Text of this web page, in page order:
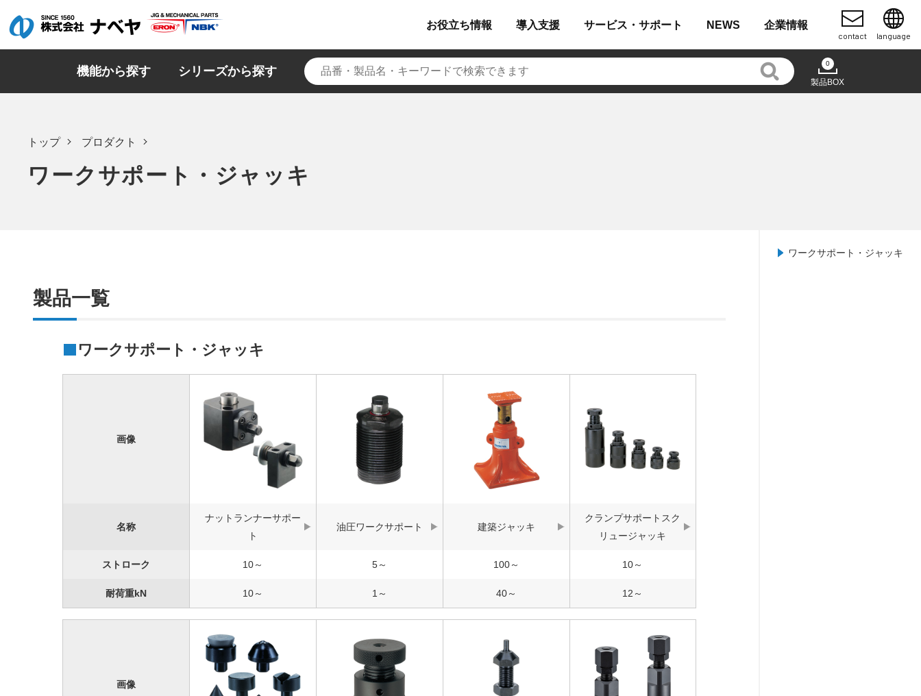
お役立ち情報 導入支援 サービス・ サポート NEWS 企業情報
contact language
機能から探す シリーズから探す
0
製品BOX
トップ プロダクト
ワークサポート・ジャッキ
ワークサポート・ジャッキ
製品一覧
ワークサポート・ジャッキ
画像
名称
ナットランナーサポー
ト
油圧ワークサポート 建築ジャッキ
クランプサポートスク
リュージャッキ
ストローク 10～ 5～ 100～ 10～
耐荷重kN 10～ 1～ 40～ 12～
画像